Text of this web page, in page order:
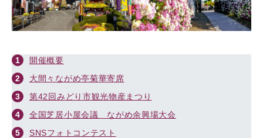
開催概要
大間々ながめ亭菊華寄席
第42回みどり市観光物産まつり
全国芝居小屋会議 ながめ余興場大会
SNSフォトコンテスト